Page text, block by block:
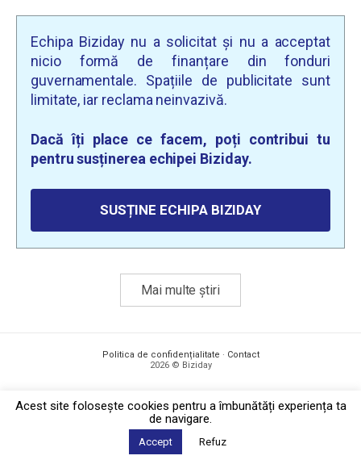
Echipa Biziday nu a solicitat și nu a acceptat
nicio formă de finanțare din fonduri
guvernamentale. Spațiile de publicitate sunt
limitate, iar reclama neinvazivă.
Dacă îți place ce facem, poți contribui tu
pentru susținerea echipei Biziday.
SUSȚINE ECHIPA BIZIDAY
Mai multe știri
Politica de confidențialitate · Contact
2026 © Biziday
Acest site foloseşte cookies pentru a îmbunătăți experiența ta
de navigare.
Accept Refuz